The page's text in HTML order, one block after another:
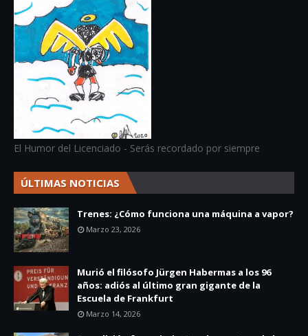
El Humor del Licenciado - Serás recordado por siempre
ÚLTIMAS NOTICIAS
Trenes: ¿Cómo funciona una máquina a vapor?
Marzo 23, 2026
Murió el filósofo Jürgen Habermas a los 96
años: adiós al último gran gigante de la
Escuela de Frankfurt
Marzo 14, 2026